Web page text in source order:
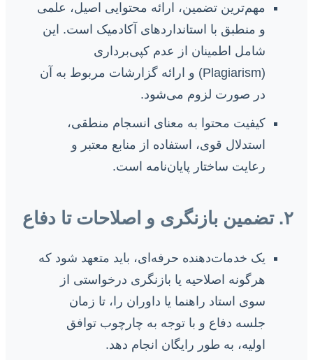
مهم‌ترین تضمین، ارائه محتوایی اصیل، علمی
و منطبق با استانداردهای آکادمیک است. این
شامل اطمینان از عدم کپی‌برداری
(Plagiarism) و ارائه گزارشات مربوط به آن
در صورت لزوم می‌شود.
کیفیت محتوا به معنای انسجام منطقی،
استدلال قوی، استفاده از منابع معتبر و
رعایت ساختار پایان‌نامه است.
۲. تضمین بازنگری و اصلاحات تا دفاع
یک خدمات‌دهنده حرفه‌ای، باید متعهد شود که
هرگونه اصلاحیه یا بازنگری درخواستی از
سوی استاد راهنما یا داوران را، تا زمان
جلسه دفاع و با توجه به چارچوب توافق
اولیه، به طور رایگان انجام دهد.